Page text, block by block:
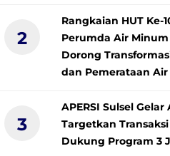
2
Rangkaian HUT Ke-
Perumda Air Minum
Dorong
dan Pemerataan Air
3
APERSI Sulsel Gelar
Targetkan
Dukung Program 3